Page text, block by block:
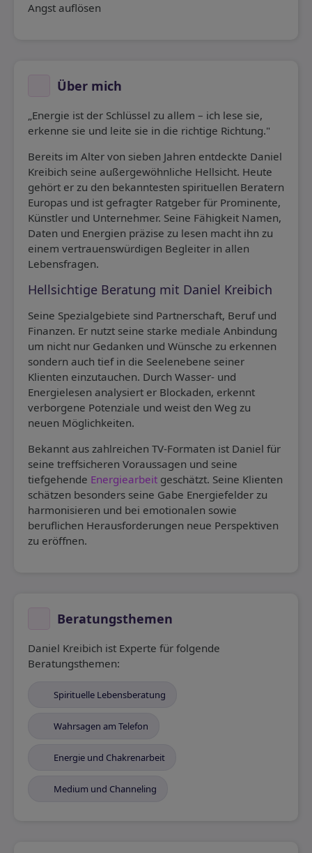
Angst auflösen
Über mich
„Energie ist der Schlüssel zu allem – ich lese sie,
erkenne sie und leite sie in die richtige Richtung."
Bereits im Alter von sieben Jahren entdeckte Daniel
Kreibich seine außergewöhnliche Hellsicht. Heute
gehört er zu den bekanntesten spirituellen Beratern
Europas und ist gefragter Ratgeber für Prominente,
Künstler und Unternehmer. Seine Fähigkeit Namen,
Daten und Energien präzise zu lesen macht ihn zu
einem vertrauenswürdigen Begleiter in allen
Lebensfragen.
Hellsichtige Beratung mit Daniel Kreibich
Seine Spezialgebiete sind Partnerschaft, Beruf und
Finanzen. Er nutzt seine starke mediale Anbindung
um nicht nur Gedanken und Wünsche zu erkennen
sondern auch tief in die Seelenebene seiner
Klienten einzutauchen. Durch Wasser- und
Energielesen analysiert er Blockaden, erkennt
verborgene Potenziale und weist den Weg zu
neuen Möglichkeiten.
Bekannt aus zahlreichen TV-Formaten ist Daniel für
seine treffsicheren Voraussagen und seine
tiefgehende Energiearbeit geschätzt. Seine Klienten
schätzen besonders seine Gabe Energiefelder zu
harmonisieren und bei emotionalen sowie
beruflichen Herausforderungen neue Perspektiven
zu eröffnen.
Beratungsthemen
Daniel Kreibich ist Experte für folgende
Beratungsthemen:
Spirituelle Lebensberatung
Wahrsagen am Telefon
Energie und Chakrenarbeit
Medium und Channeling